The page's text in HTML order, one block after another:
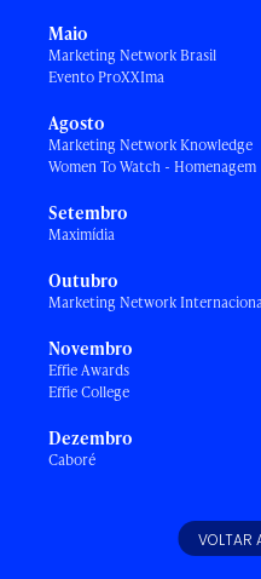
Maio
Marketing Network Brasil
Evento ProXXIma
Agosto
Marketing Network Knowledge
Women To Watch - Homenagem
Setembro
Maximídia
Outubro
Marketing Network
Novembro
Effie Awards
Effie College
Dezembro
Caboré
VOLTAR